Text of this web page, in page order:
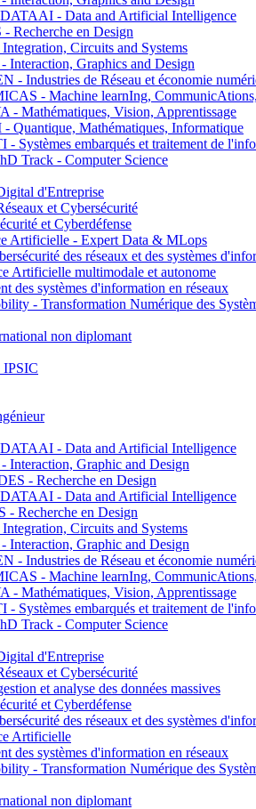
- Data and Artificial Intelligence
Recherche en Design
Circuits and Systems
Graphics and Design
- Industries de Réseau et économie
- Machine learnIng,
Mathématiques, Vision, Apprentissage
Quantique, Mathématiques, Informatique
Systèmes embarqués et traitement de
Track - Computer Science
d'Entreprise
et Cybersécurité
et Cyberdéfense
Artificielle - Expert Data & MLops
des réseaux et des systèmes
Artificielle multimodale et autonome
des systèmes d'information en réseaux
- Transformation Numérique des
non diplomant
- Data and Artificial Intelligence
Graphic and Design
- Recherche en Design
- Data and Artificial Intelligence
Recherche en Design
Circuits and Systems
Graphic and Design
- Industries de Réseau et économie
- Machine learnIng,
Mathématiques, Vision, Apprentissage
Systèmes embarqués et traitement de
Track - Computer Science
d'Entreprise
et Cybersécurité
et analyse des données massives
et Cyberdéfense
des réseaux et des systèmes
Artificielle
des systèmes d'information en réseaux
- Transformation Numérique des
non diplomant